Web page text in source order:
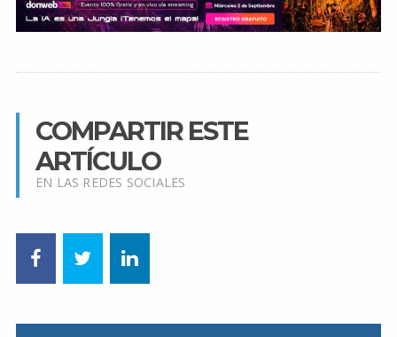
COMPARTIR ESTE
ARTÍCULO
EN LAS REDES SOCIALES